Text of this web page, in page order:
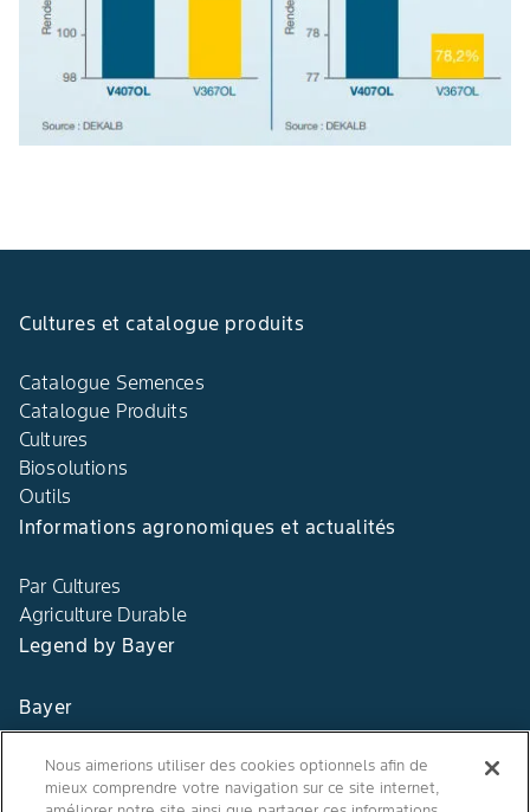
Cultures et catalogue produits
Catalogue Semences
Catalogue Produits
Cultures
Biosolutions
Outils
Informations agronomiques et actualités
Par Cultures
Agriculture Durable
Legend by Bayer
Bayer
Contact
Qui sommes nous ?
Nous aimerions utiliser des cookies optionnels afin de
mieux comprendre votre navigation sur ce site internet,